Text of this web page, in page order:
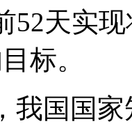
52天实
标。
我国国